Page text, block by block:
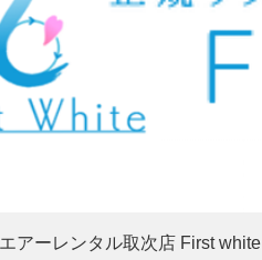
アーレンタル取次店 First white